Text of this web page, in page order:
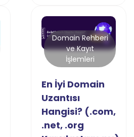
Domain kayıt
rehberi.
Domain Rehberi
ve Kayıt
İşlemleri
En İyi Domain
Uzantısı
Hangisi? (.com,
.net, .org